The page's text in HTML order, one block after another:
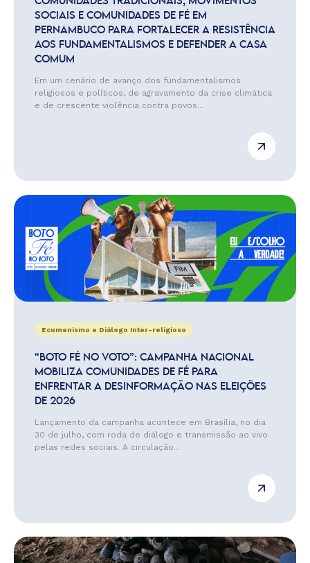
SOCIAIS E COMUNIDADES DE FÉ EM
PERNAMBUCO PARA FORTALECER A RESISTÊNCIA
AOS FUNDAMENTALISMOS E DEFENDER A CASA
COMUM
Em um cenário de avanço dos fundamentalismos
religiosos e políticos, de agravamento da crise climática
e de crescente violência contra povos...
Ecumenismo e Diálogo Inter-religioso
“BOTO FÉ NO VOTO”: CAMPANHA NACIONAL
MOBILIZA COMUNIDADES DE FÉ PARA
ENFRENTAR A DESINFORMAÇÃO NAS ELEIÇÕES
DE 2026
Lançamento da campanha acontece em Brasília, no dia
30 de julho, com roda de diálogo e transmissão ao vivo
pelas redes sociais. A circulação...